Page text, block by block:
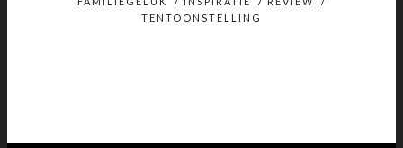
TENTOONSTELLING